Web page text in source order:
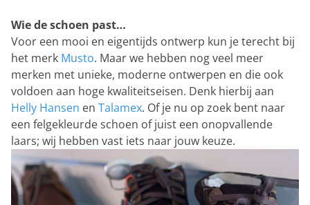
Wie de schoen past…
Voor een mooi en eigentijds ontwerp kun je terecht bij
het merk Musto. Maar we hebben nog veel meer
merken met unieke, moderne ontwerpen en die ook
voldoen aan hoge kwaliteitseisen. Denk hierbij aan
Helly Hansen en Talamex. Of je nu op zoek bent naar
een felgekleurde schoen of juist een onopvallende
laars; wij hebben vast iets naar jouw keuze.